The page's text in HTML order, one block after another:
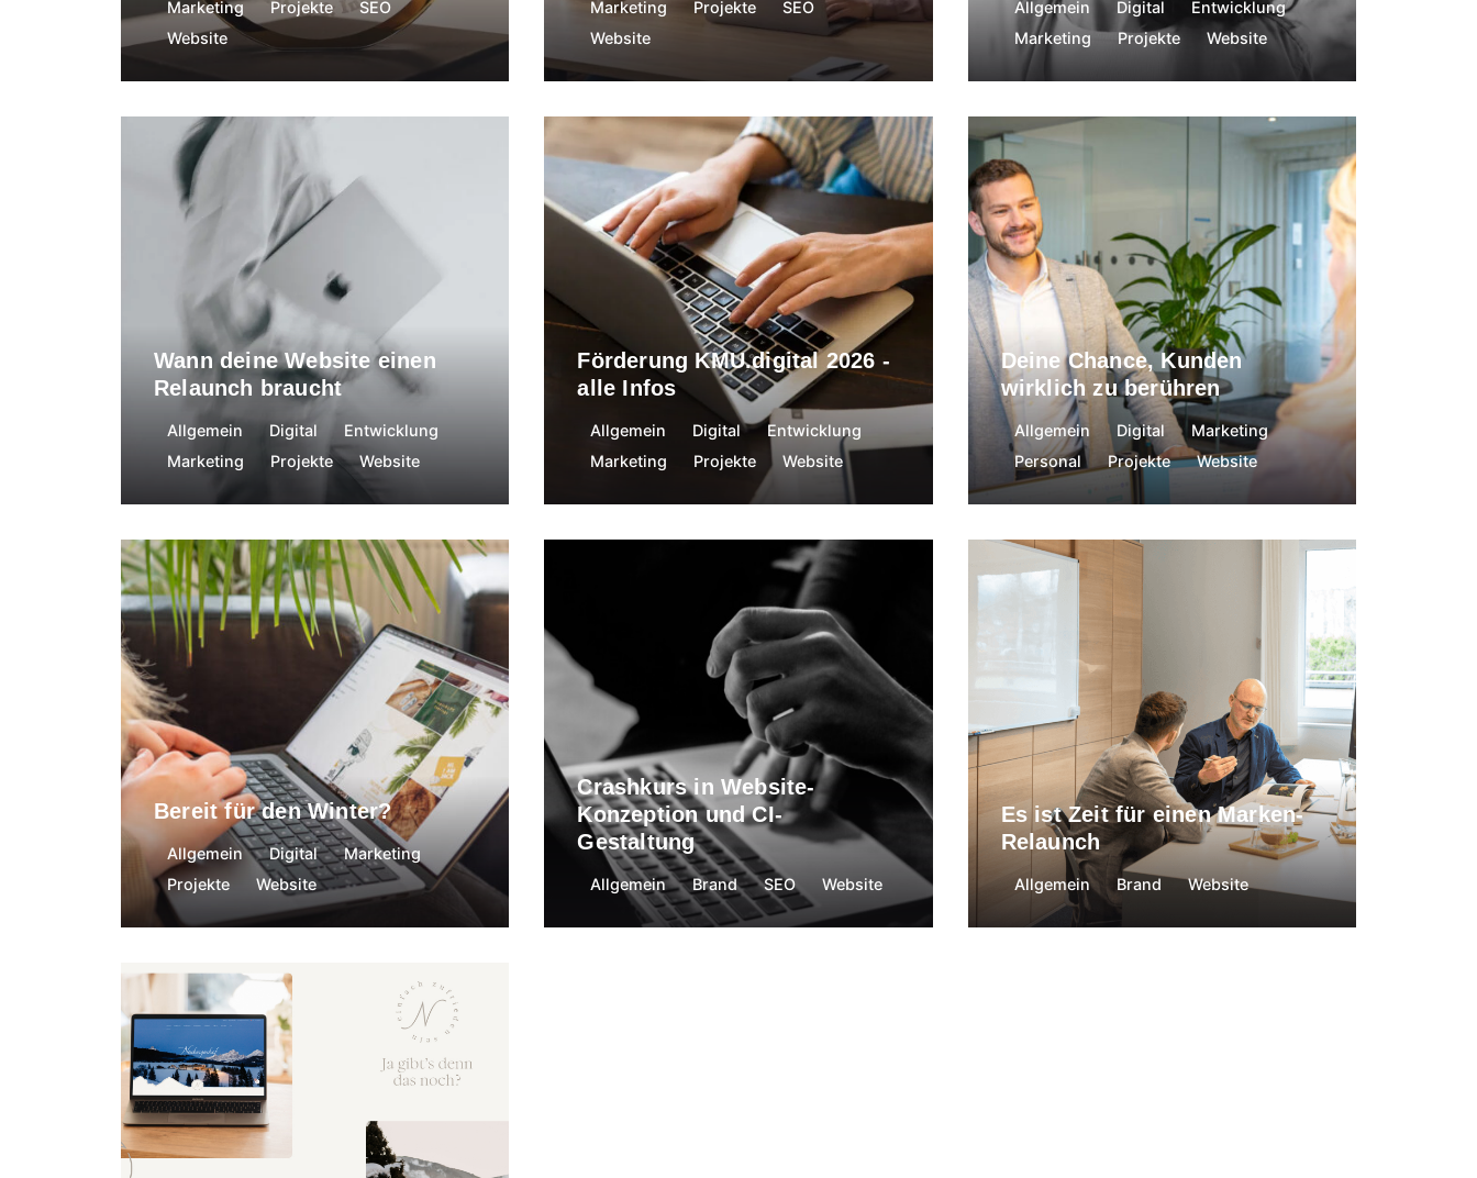
Marketing
Projekte
SEO
Website
Marketing
Projekte
SEO
Website
Allgemein Digital
Entwicklung
Marketing
Projekte Website
Cloe Neumeister
18. Februar 2026
Wann deine Website einen
Relaunch braucht
Allgemein Digital
Entwicklung
Marketing
Projekte Website
Carina Kirchner
12. Januar 2026
Förderung KMU.digital 2026 -
alle Infos
Allgemein Digital
Entwicklung
Marketing
Projekte Website
15. November 2024
Deine Chance, Kunden
wirklich zu berühren
Allgemein Digital
Marketing
Personal
Projekte Website
Nadine Egger
21. Oktober 2024
Bereit für den Winter?
Allgemein Digital
Marketing
Projekte
Website
5. Juni 2024
Crashkurs in Website-
Konzeption und CI-
Gestaltung
Allgemein Brand SEO Website
Nadine Egger
Es ist Zeit für einen Marken-
Relaunch
Allgemein Brand Website
Nadine Egger
15. Dezember 2023